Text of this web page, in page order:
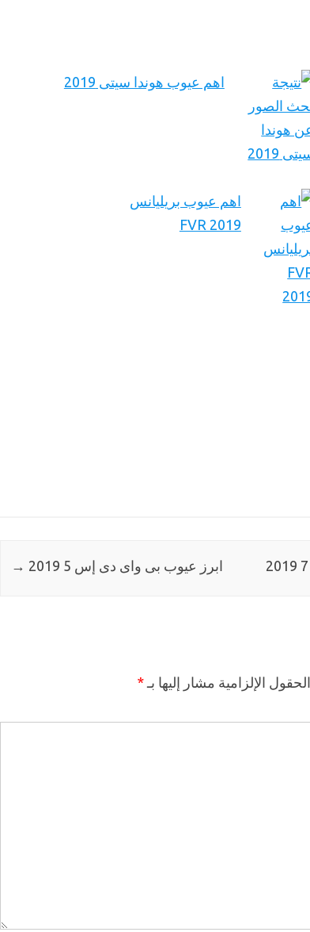
اهم عيوب هوندا سيتى 2019
اهم عيوب بريليانس
FVR 2019
ابرز عيوب بى واى دى إس 5 2019 →
الحقول الإلزامية مشار إليها بـ *